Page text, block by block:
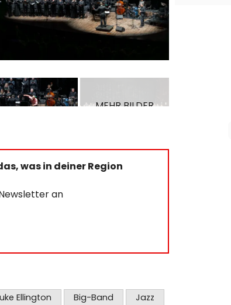
MEHR BILDER
was in deiner Region
an
Ellington Big-Band
Jazz